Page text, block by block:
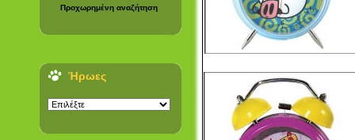
Προχωρημένη αναζήτηση
Ήρωες